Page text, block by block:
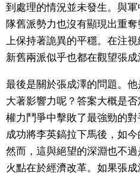
到處理的情況並未發生。與
隊舊派勢力也沒有顯現出重
上保持著詭異的平穩。在注
新舊兩派似乎也都在觀望張成
最後是關於張成澤的問題。
大著影響力呢？答案大概是
權力鬥爭中擊敗了最強勁的對
成功將李英鎬拉下馬後，如今
然而，這與絕望的深淵也不
火點在於經濟改革。如果張